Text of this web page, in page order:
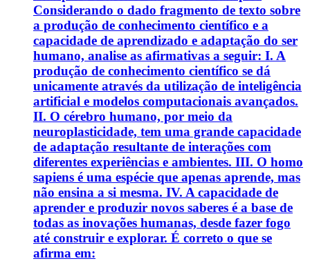
Considerando o dado fragmento de texto sobre
a produção de conhecimento científico e a
capacidade de aprendizado e adaptação do ser
humano, analise as afirmativas a seguir: I. A
produção de conhecimento científico se dá
unicamente através da utilização de inteligência
artificial e modelos computacionais avançados.
II. O cérebro humano, por meio da
neuroplasticidade, tem uma grande capacidade
de adaptação resultante de interações com
diferentes experiências e ambientes. III. O homo
sapiens é uma espécie que apenas aprende, mas
não ensina a si mesma. IV. A capacidade de
aprender e produzir novos saberes é a base de
todas as inovações humanas, desde fazer fogo
até construir e explorar. É correto o que se
afirma em: